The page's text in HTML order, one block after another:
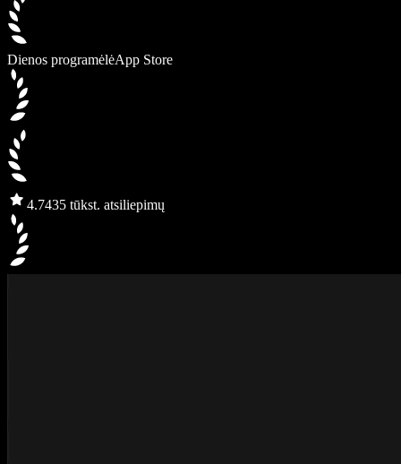
Dienos programėlėApp Store
4.7435 tūkst. atsiliepimų